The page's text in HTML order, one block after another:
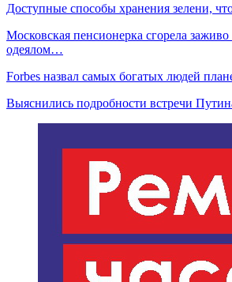
Доступные способы хранения зелени,
Московская пенсионерка сгорела
одеялом…
Forbes назвал самых богатых людей
Выяснились подробности встречи